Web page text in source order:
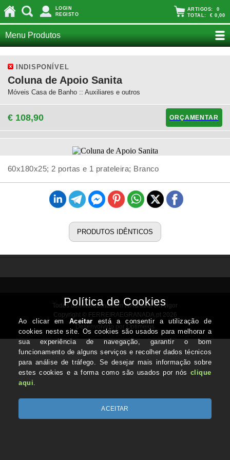
LOGIN
REGISTO
ARTIGOS: 0
TOTAL: € 0,00
Menu Produtos
INDISPONÍVEL
Coluna de Apoio Sanita
Móveis Casa de Banho :: Auxiliares e outros
€ 108,90 ORÇAMENTAR
60x180x25; 2 portas e 1 prateleira; Branco
PRODUTOS IDÊNTICOS
Todos os valores incluem IVA à taxa em vigor
Copyright © FERREIRAEGRANADA.pt 2026
Desenvolvido por Optimeios